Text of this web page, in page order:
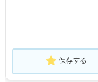
保存する